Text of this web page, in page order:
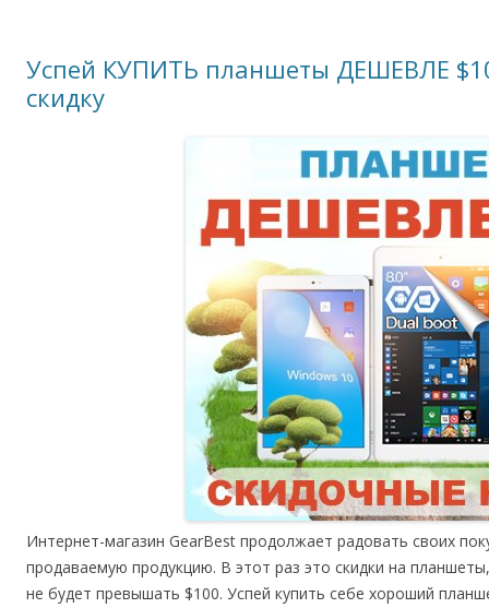
Успей КУПИТЬ планшеты ДЕШЕВЛЕ
скидку
Интернет-магазин GearBest продолжает радовать своих
продаваемую продукцию. В этот раз это скидки на
не будет превышать $100. Успей купить себе хороший